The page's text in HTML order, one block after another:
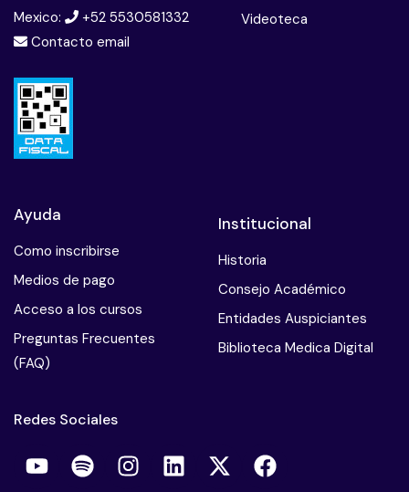
Mexico:
+52 5530581332
Contacto email
Videoteca
Ayuda
Como inscribirse
Medios de pago
Acceso a los cursos
Preguntas Frecuentes
(FAQ)
Institucional
Historia
Consejo Académico
Entidades Auspiciantes
Biblioteca Medica Digital
Redes Sociales